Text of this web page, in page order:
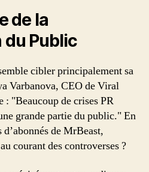
de la
du Public
cibler principalement sa
Varbanova, CEO de Viral
"Beaucoup de crises PR
grande partie du public." En
de MrBeast,
courant des controverses ?